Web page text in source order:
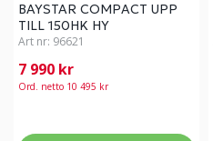
BAYSTAR COMPACT UPP
TILL 150HK HY
Art nr: 96621
7 990 kr
Ord. netto 10 495 kr